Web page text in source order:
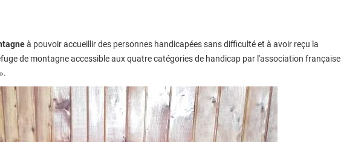
à pouvoir accueillir des personnes handicapées sans difficulté et à avoir reçu la
de montagne accessible aux quatre catégories de handicap par l'association française